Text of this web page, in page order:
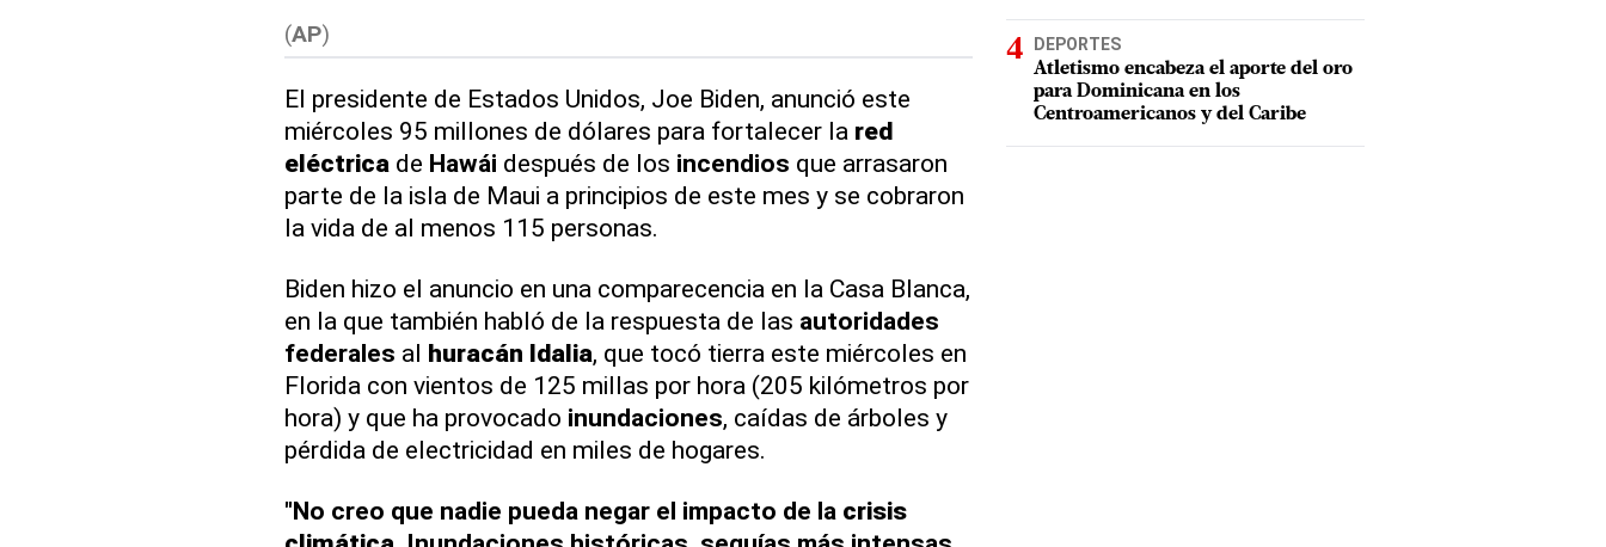
(AP)
El presidente de Estados Unidos, Joe Biden, anunció este
miércoles 95 millones de dólares para fortalecer la red
eléctricade Hawái después de los incendios que arrasaron
parte de la isla de Maui a principios de este mes y se cobraron
la vida de al menos 115 personas.
Biden hizo el anuncio en una comparecencia en la Casa Blanca,
en la que también habló de la respuesta de las autoridades
federales al huracán Idalia, que tocó tierra este miércoles en
Florida con vientos de 125 millas por hora (205 kilómetros por
hora) y que ha provocado inundaciones, caídas de árboles y
pérdida de electricidad en miles de hogares.
"No creo que nadie pueda negar el impacto de la crisis
DEPORTES
Atletismo encabeza el aporte del oro
para Dominicana en los
Centroamericanos y del Caribe